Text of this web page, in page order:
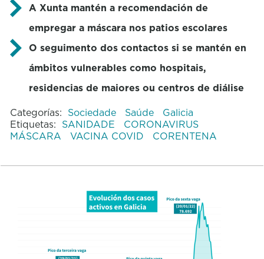
A Xunta mantén a recomendación de
empregar a máscara nos patios escolares
O seguimento dos contactos si se mantén en
ámbitos vulnerables como hospitais,
residencias de maiores ou centros de diálise
Categorías: Sociedade Saúde
Galicia
Etiquetas: SANIDADE
CORONAVIRUS
MÁSCARA
VACINA COVID CORENTENA